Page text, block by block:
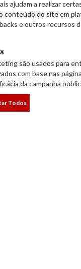
ajudam a realizar
conteúdo do site em
e outros recursos
são usados para
com base nas
da campanha
Todos